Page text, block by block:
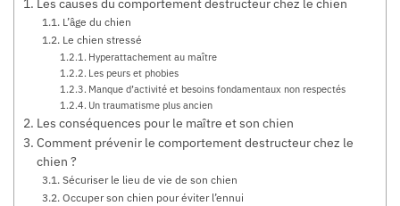
Les causes du comportement destructeur chez le chien
L’âge du chien
Le chien stressé
Hyperattachement au maître
Les peurs et phobies
Manque d’activité et besoins fondamentaux non respectés
Un traumatisme plus ancien
Les conséquences pour le maître et son chien
Comment prévenir le comportement destructeur chez le
chien ?
Sécuriser le lieu de vie de son chien
Occuper son chien pour éviter l’ennui